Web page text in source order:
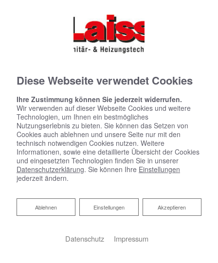
Die beste Referenz sind
Verlässlichkeit
und einegute Planung
Wenn Planung, Materialeinsatz sowie Ausführung gut
aufeinander abgestimmt sind, stimmen Preis, Leistung
beteiligten Gewerken und Planern zusammen.
Diese Webseite verwendet Cookies
Ihre Zustimmung können Sie jederzeit widerrufen.
Wir verwenden auf dieser Webseite Cookies und weitere
Technologien, um Ihnen ein bestmögliches
Nutzungserlebnis zu bieten. Sie können das Setzen von
Cookies auch ablehnen und unsere Seite nur mit den
technisch notwendigen Cookies nutzen. Weitere
Informationen, sowie eine detaillierte Übersicht der Cookies
und eingesetzten Technologien finden Sie in unserer
Datenschutzerklärung. Sie können Ihre Einstellungen
jederzeit ändern.
Akzeptieren
Einstellungen
Ablehnen
Ablehnen
Datenschutz Impressum